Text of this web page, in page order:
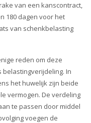
van een kanscontract,
180 dagen voor het
van schenkbelasting
reden om deze
In
het huwelijk zijn beide
vermogen. De verdeling
te passen door middel
voegen de